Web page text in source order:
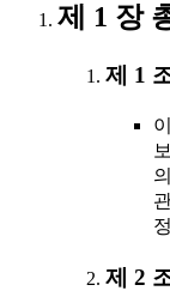
제 1 장
제 1
제 2